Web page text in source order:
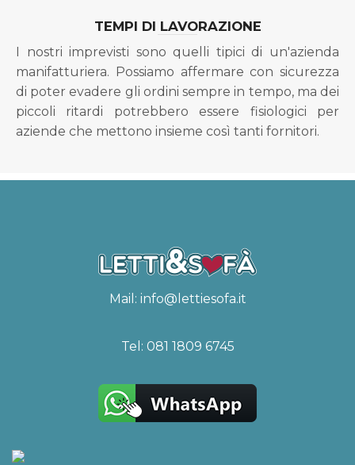
TEMPI DI LAVORAZIONE
I nostri imprevisti sono quelli tipici di un'azienda
manifatturiera. Possiamo affermare con sicurezza
di poter evadere gli ordini sempre in tempo, ma dei
piccoli ritardi potrebbero essere fisiologici per
aziende che mettono insieme così tanti fornitori.
Mail: info@lettiesofa.it
Tel: 081 1809 6745